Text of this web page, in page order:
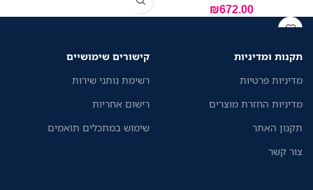
₪672.00
תקנות ומדיניות
מדיניות פרטיות
מדיניות החזרת מוצרים
תקנון האתר
צור קשר
קישורים שימושיים
רשימת נותני שירות
רישום אחריות
שימוש במתכלים תואמים